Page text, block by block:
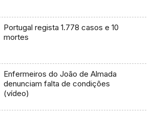
Portugal regista 1.778 casos e 10
mortes
Enfermeiros do João de Almada
denunciam falta de condições
(vídeo)